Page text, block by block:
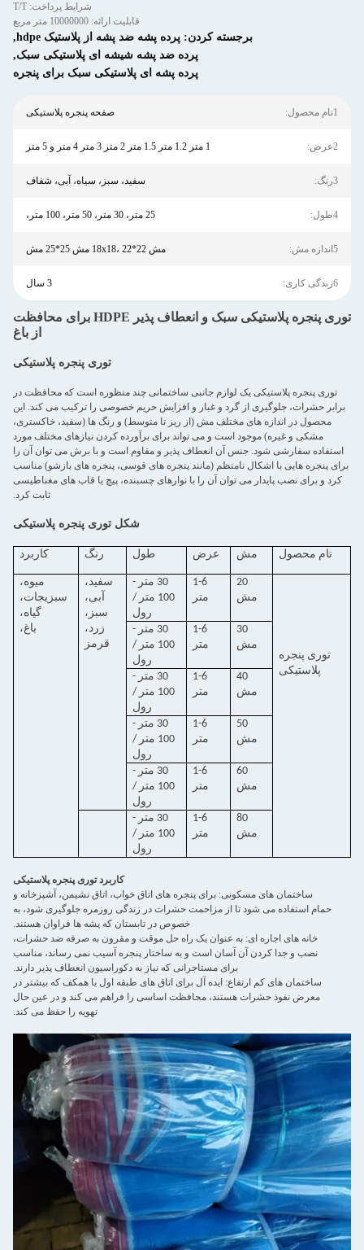
شرایط پرداخت: T/T
قابلیت ارائه: 10000000 متر مربع
برجسته کردن: پرده پشه ضد پشه از پلاستیک hdpe
,
پرده ضد پشه شیشه ای پلاستیکی سبک,
پرده پشه ای پلاستیکی سبک برای پنجره
1نام محصول: صفحه پنجره پلاستیکی
2عرض: 1 متر 1.2 متر 1.5 متر 2 متر 3 متر 4 متر و 5 متر
3رنگ: سفید، سبز، سیاه، آبی، شفاف
4طول: 25 متر، 30 متر، 50 متر، 100 متر،
5اندازه مش: مش 18x18، 22*22 مش 25*25 مش
6زندگی کاری: 3 سال
توری پنجره پلاستیکی سبک و انعطاف پذیر HDPE برای محافظت
از باغ
توری پنجره پلاستیکی
توری پنجره پلاستیکی یک لوازم جانبی ساختمانی چند منظوره است که محافظت در
برابر حشرات، جلوگیری از گرد و غبار و افزایش حریم خصوصی را ترکیب می کند. این
محصول در اندازه های مختلف مش (از ریز تا متوسط) و رنگ ها (سفید، خاکستری،
مشکی و غیره) موجود است و می تواند برای برآورده کردن نیازهای مختلف مورد
استفاده سفارشی شود. جنس آن انعطاف پذیر و مقاوم است و با برش می توان آن را
برای پنجره هایی با اشکال نامنظم (مانند پنجره های قوسی، پنجره های بازشو) مناسب
کرد و برای نصب پایدار می توان آن را با نوارهای چسبنده، پیچ یا قاب های مغناطیسی
ثابت کرد.
شکل توری پنجره پلاستیکی
نام محصول مش عرض طول رنگ کاربرد
توری پنجره
پلاستیکی
20
مش
1-6
متر
30 متر -
100 متر /
رول
سفید،
آبی،
سبز،
زرد،
قرمز
میوه،
سبزیجات،
گیاه،
باغ،
30
مش
1-6
متر
30 متر -
100 متر /
رول
40
مش
1-6
متر
30 متر -
100 متر /
رول
50
مش
1-6
متر
30 متر -
100 متر /
رول
60
مش
1-6
متر
30 متر -
100 متر /
رول
80
مش
1-6
متر
30 متر -
100 متر /
رول
کاربرد توری پنجره پلاستیکی
ساختمان های مسکونی: برای پنجره های اتاق خواب، اتاق نشیمن، آشپزخانه و
حمام استفاده می شود تا از مزاحمت حشرات در زندگی روزمره جلوگیری شود، به
خصوص در تابستان که پشه ها فراوان هستند.
خانه های اجاره ای: به عنوان یک راه حل موقت و مقرون به صرفه ضد حشرات،
نصب و جدا کردن آن آسان است و به ساختار پنجره آسیب نمی رساند، مناسب
برای مستاجرانی که نیاز به دکوراسیون انعطاف پذیر دارند.
ساختمان های کم ارتفاع: ایده آل برای اتاق های طبقه اول یا همکف که بیشتر در
معرض نفوذ حشرات هستند، محافظت اساسی را فراهم می کند و در عین حال
تهویه را حفظ می کند.